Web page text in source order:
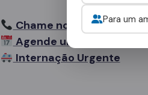
Chame no WhatsApp
Agende uma Avaliação
Internação Urgente
Para um